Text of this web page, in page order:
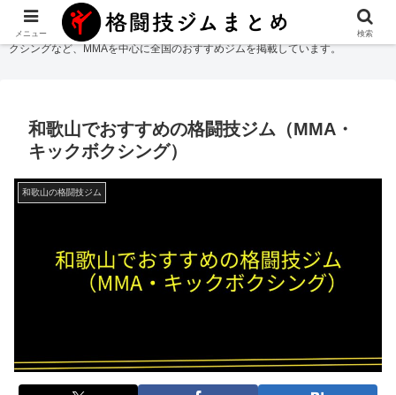
格闘技ジムまとめ
では総合格闘技・柔術・レスリング・キックボクシング・ボ
クシングなど、MMAを中心に全国のおすすめジムを掲載しています。
和歌山でおすすめの格闘技ジム（MMA・
キックボクシング）
和歌山の格闘技ジム
メニュー 検索